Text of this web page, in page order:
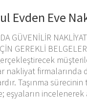
Evden Eve
GÜVENİLİR
GEREKLİ
nakliyat firmalarında
Taşınma
eşyaların incelenerek